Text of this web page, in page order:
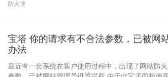
防火墙
宝塔 你的请求有不合法参数，已被网
办法
最近有一套系统在客户使用过程中，出现了网站防